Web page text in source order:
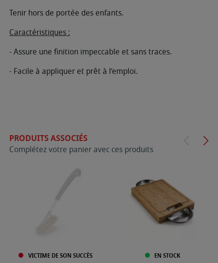
Tenir hors de portée des enfants.
Caractéristiques :
- Assure une finition impeccable et sans traces.
- Facile à appliquer et prêt à l’emploi.
PRODUITS ASSOCIÉS
Complétez votre panier avec ces produits
VICTIME DE SON SUCCÈS EN STOCK